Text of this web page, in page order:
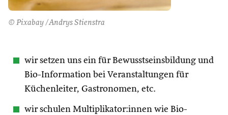
© Pixabay /Andrys Stienstra
wir setzen uns ein für Bewusstseinsbildung und
Bio-Information bei Veranstaltungen für
Küchenleiter, Gastronomen, etc.
wir schulen Multiplikator:innen wie Bio-